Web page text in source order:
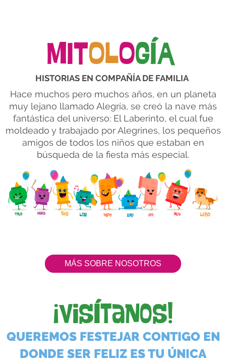
MITOLOGÍA
HISTORIAS EN COMPAÑÍA DE FAMILIA
Hace muchos pero muchos años, en un planeta
muy lejano llamado Alegría, se creó la nave más
fantástica del universo: El Laberinto, el cual fue
moldeado y trabajado por Alegrines, los pequeños
amigos de todos los niños que estaban en
búsqueda de la fiesta más especial.
MÁS SOBRE NOSOTROS
¡visítanos!
QUEREMOS FESTEJAR CONTIGO EN
DONDE SER FELIZ ES TU ÚNICA